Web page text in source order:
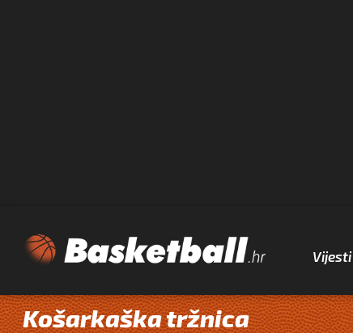
Vijesti
Košarkaška tržnica